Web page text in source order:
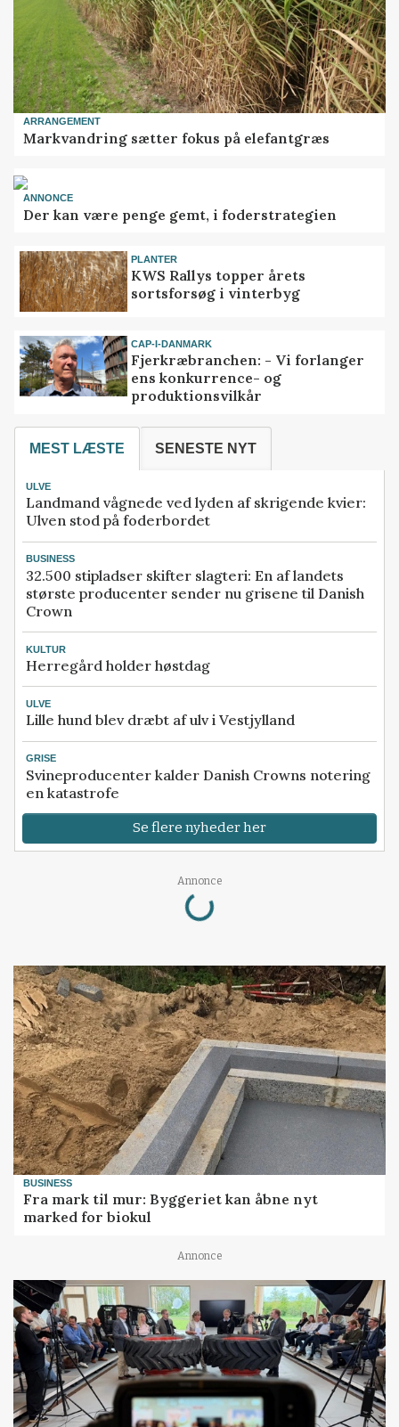
ARRANGEMENT
Markvandring sætter fokus på elefantgræs
ANNONCE
Der kan være penge gemt, i foderstrategien
PLANTER
KWS Rallys topper årets
sortsforsøg i vinterbyg
CAP-I-DANMARK
Fjerkræbranchen: - Vi forlanger
ens konkurrence- og
produktionsvilkår
MEST LÆSTE SENESTE NYT
ULVE
Landmand vågnede ved lyden af skrigende kvier:
Ulven stod på foderbordet
BUSINESS
32.500 stipladser skifter slagteri: En af landets
største producenter sender nu grisene til Danish
Crown
KULTUR
Herregård holder høstdag
ULVE
Lille hund blev dræbt af ulv i Vestjylland
GRISE
Svineproducenter kalder Danish Crowns notering
en katastrofe
Se flere nyheder her
Annonce
Loading...
BUSINESS
Fra mark til mur: Byggeriet kan åbne nyt
marked for biokul
Annonce